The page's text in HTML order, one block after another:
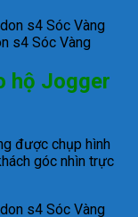
s4 Sóc Vàng
hộ Jogger
được chụp hình
góc nhìn trực